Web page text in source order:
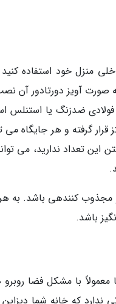
منزل خود استفاده
صورت آویز دورتادور آن
فولادی ضدزنگ یا
نشستن این تعداد ندارید،
کنندهی باشد. به
باشد.
معمولاً با مشکل فضا
که خانه شما